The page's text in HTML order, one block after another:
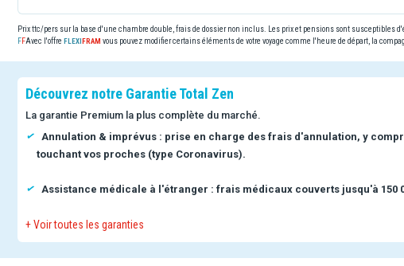
Prix ttc/pers sur la base d'une chambre double, frais de dossier non inclus. Les prix et pensions sont susceptibles
Avec l'offre
vous pouvez modifier certains éléments de votre voyage comme l'heure de départ, la
Découvrez notre Garantie Total Zen
La garantie Premium la plus complète du marché.
Annulation & imprévus : prise en charge des frais d'annulation, y
touchant vos proches (type Coronavirus).
Assistance médicale à l'étranger : frais médicaux couverts jusqu'à 150
+ Voir toutes les garanties